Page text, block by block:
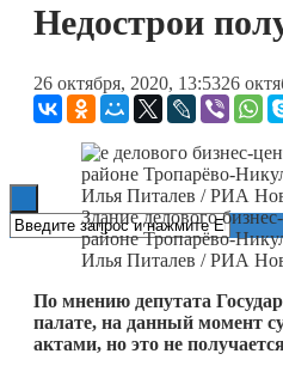
Технологии
ESG
Недострои
26 октября, 2020, 13:5326
Здание делового
районе Тропарёво-
Илья Питалев / РИА
По мнению депутата
палате, на данный момент
актами, но это не